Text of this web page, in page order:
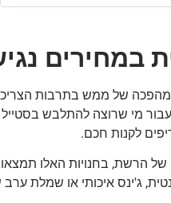
במחירים
54 חוללה מהפכה של ממש
לקנות חכם.
של הרשת, בחנויות האלו
ג'ינס איכותי או שמלת ערב